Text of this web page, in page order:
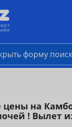
форму
цены на
! Вылет